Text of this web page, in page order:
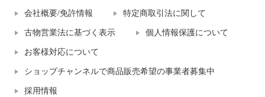
会社概要/免許情報 特定商取引法に関して
古物営業法に基づく表示 個人情報保護について
お客様対応について
ショップチャンネルで商品販売希望の事業者募集中
採用情報